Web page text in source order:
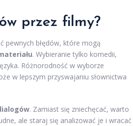
przez filmy?
pewnych błędów, które mogą
. Wybieranie tylko komedii,
Różnorodność w wyborze
w lepszym przyswajaniu słownictwa
. Zamiast się zniechęcać, warto
ale staraj się analizować je i wracać